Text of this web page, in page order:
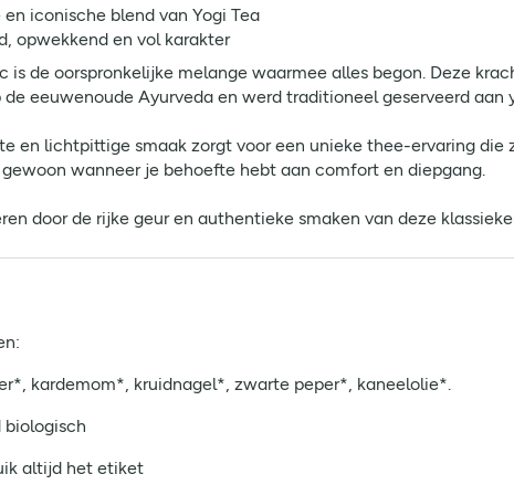
en iconische blend van Yogi Tea
opwekkend en vol karakter
is de oorspronkelijke melange waarmee alles begon. Deze
eeuwenoude Ayurveda en werd traditioneel geserveerd aan
en lichtpittige smaak zorgt voor een unieke thee-ervaring
wanneer je behoefte hebt aan comfort en diepgang.
door de rijke geur en authentieke smaken van deze
kardemom*, kruidnagel*, zwarte peper*, kaneelolie*.
altijd het etiket